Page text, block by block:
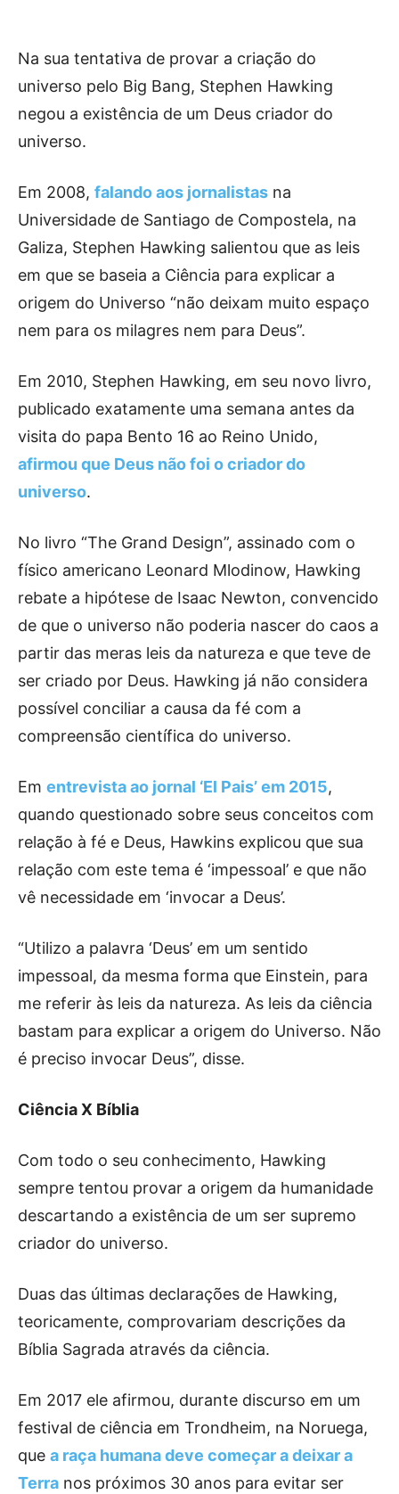
Na sua tentativa de provar a criação do
universo pelo Big Bang, Stephen Hawking
negou a existência de um Deus criador do
universo.
Em 2008, falando aos jornalistas na
Universidade de Santiago de Compostela, na
Galiza, Stephen Hawking salientou que as leis
em que se baseia a Ciência para explicar a
origem do Universo “não deixam muito espaço
nem para os milagres nem para Deus”.
Em 2010, Stephen Hawking, em seu novo livro,
publicado exatamente uma semana antes da
visita do papa Bento 16 ao Reino Unido,
afirmou que Deus não foi o criador do
universo.
No livro “The Grand Design”, assinado com o
físico americano Leonard Mlodinow, Hawking
rebate a hipótese de Isaac Newton, convencido
de que o universo não poderia nascer do caos a
partir das meras leis da natureza e que teve de
ser criado por Deus. Hawking já não considera
possível conciliar a causa da fé com a
compreensão científica do universo.
Em entrevista ao jornal ‘El Pais’ em 2015,
quando questionado sobre seus conceitos com
relação à fé e Deus, Hawkins explicou que sua
relação com este tema é ‘impessoal’ e que não
vê necessidade em ‘invocar a Deus’.
“Utilizo a palavra ‘Deus’ em um sentido
impessoal, da mesma forma que Einstein, para
me referir às leis da natureza. As leis da ciência
bastam para explicar a origem do Universo. Não
é preciso invocar Deus”, disse.
Ciência X Bíblia
Com todo o seu conhecimento, Hawking
sempre tentou provar a origem da humanidade
descartando a existência de um ser supremo
criador do universo.
Duas das últimas declarações de Hawking,
teoricamente, comprovariam descrições da
Bíblia Sagrada através da ciência.
Em 2017 ele afirmou, durante discurso em um
festival de ciência em Trondheim, na Noruega,
que a raça humana deve começar a deixar a
Terra nos próximos 30 anos para evitar ser